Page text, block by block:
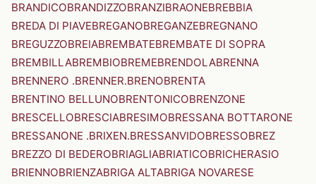
BRANDICOBRANDIZZOBRANZIBRAONEBREBBIA
BREDA DI PIAVEBREGANOBREGANZEBREGNANO
BREGUZZOBREIABREMBATEBREMBATE DI SOPRA
BREMBILLABREMBIOBREMEBRENDOLABRENNA
BRENNERO .BRENNER.BRENOBRENTA
BRENTINO BELLUNOBRENTONICOBRENZONE
BRESCELLOBRESCIABRESIMOBRESSANA BOTTARONE
BRESSANONE .BRIXEN.BRESSANVIDOBRESSOBREZ
BREZZO DI BEDEROBRIAGLIABRIATICOBRICHERASIO
BRIENNOBRIENZABRIGA ALTABRIGA NOVARESE